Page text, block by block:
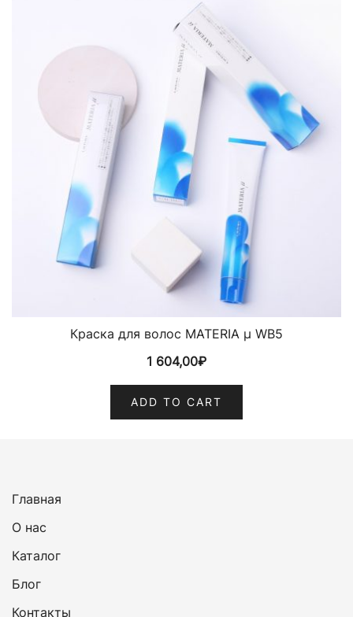
Краска для волос MATERIA µ WB5
1 604,00₽
ADD TO CART
Главная
О нас
Каталог
Блог
Контакты